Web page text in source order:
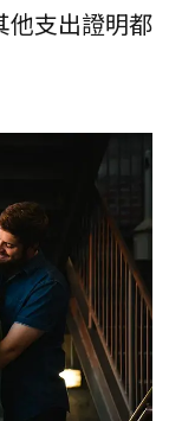
他支出證明都